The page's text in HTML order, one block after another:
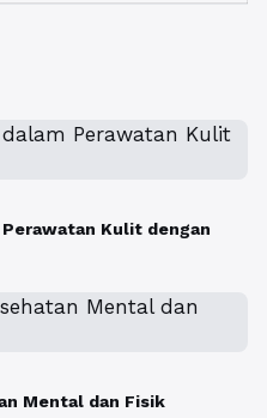
Kulit dengan
Mental dan Fisik